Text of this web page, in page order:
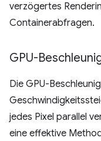
verzögertes
Containerabfragen.
GPU-
Die GPU-
jedes Pixel parallel
eine effektive